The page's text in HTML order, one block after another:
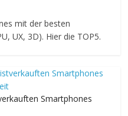
mit der besten
UX, 3D). Hier die TOP5.
Smartphones